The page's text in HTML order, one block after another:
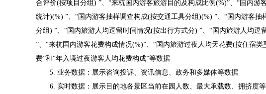
合评价(按项目分组) ”、“来杭国内游客旅游目的及构成比例(%)”、“国内
统计)(%) ”、“国内游客抽样调查构成(按交通工具分组)(%) ”、“国内游客
分组) ”、“国内旅游人均逗留时间情况(按出行方式分) ”、“国内旅游人均
”、“来杭国内游客花费构成情况(%)”、“国内旅游过夜人均天花费(按住宿
费”和“年入境过夜游客人均花费构成”等数据
5. 业务数据：展示咨询投诉、资讯信息、政务和多媒体等数据
6. 实时数据：展示目的地各景区当前在园人数、最大承载数、拥挤度等